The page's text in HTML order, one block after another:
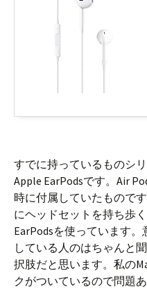
すでに持っているものシ
Apple EarPodsです。Air
時に付属していたもので
にヘッドセットを持ち歩
EarPodsを使っています
している人のはちゃんと
択肢だと思います。私の
クがついているので問題あ